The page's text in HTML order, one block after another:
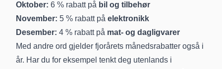
Oktober: 6 % rabatt på bil og tilbehør
November: 5 % rabatt på elektronikk
Desember: 4 % rabatt på mat- og dagligvarer
Med andre ord gjelder fjorårets månedsrabatter også i
år. Har du for eksempel tenkt deg utenlands i